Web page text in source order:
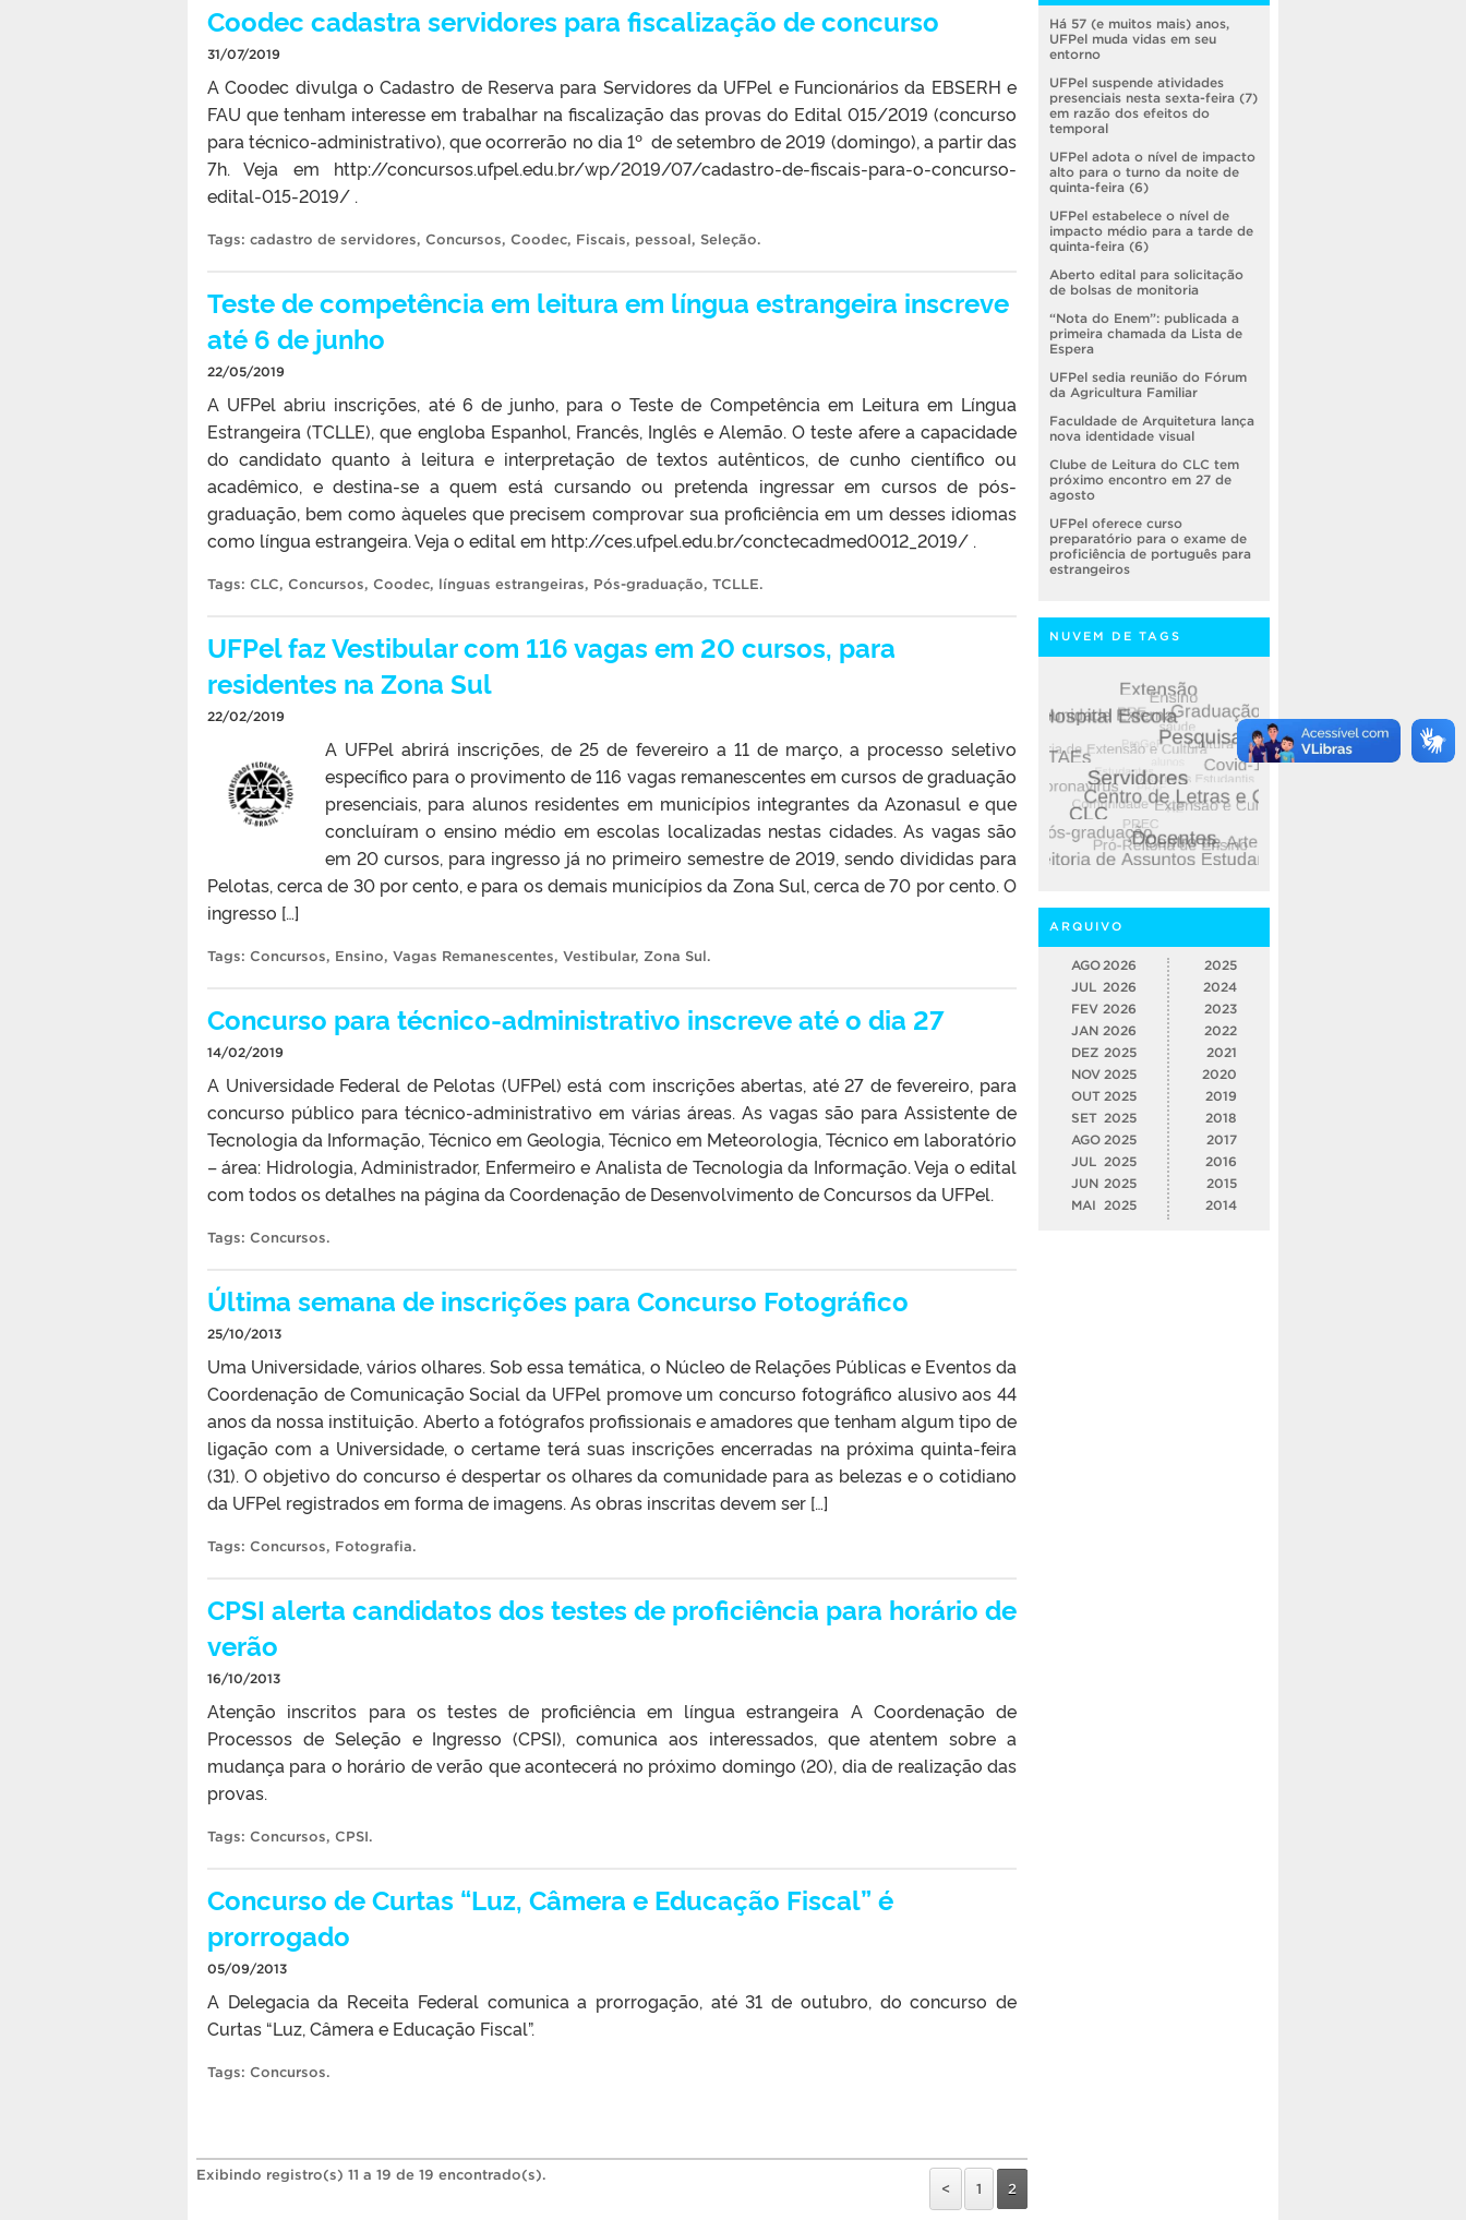
Coodec cadastra servidores para fiscalização de concurso
31/07/2019
A Coodec divulga o Cadastro de Reserva para Servidores da UFPel e Funcionários da EBSERH e
FAU que tenham interesse em trabalhar na fiscalização das provas do Edital 015/2019 (concurso
para técnico-administrativo), que ocorrerão no dia 1º de setembro de 2019 (domingo), a partir das
7h. Veja em http://concursos.ufpel.edu.br/wp/2019/07/cadastro-de-fiscais-para-o-concurso-
edital-015-2019/ .
Tags: cadastro de servidores, Concursos, Coodec, Fiscais, pessoal, Seleção.
Teste de competência em leitura em língua estrangeira inscreve
até 6 de junho
22/05/2019
A UFPel abriu inscrições, até 6 de junho, para o Teste de Competência em Leitura em Língua
Estrangeira (TCLLE), que engloba Espanhol, Francês, Inglês e Alemão. O teste afere a capacidade
do candidato quanto à leitura e interpretação de textos autênticos, de cunho científico ou
acadêmico, e destina-se a quem está cursando ou pretenda ingressar em cursos de pós-
graduação, bem como àqueles que precisem comprovar sua proficiência em um desses idiomas
como língua estrangeira. Veja o edital em http://ces.ufpel.edu.br/conctecadmed0012_2019/ .
Tags: CLC, Concursos, Coodec, línguas estrangeiras, Pós-graduação, TCLLE.
UFPel faz Vestibular com 116 vagas em 20 cursos, para
residentes na Zona Sul
22/02/2019
A UFPel abrirá inscrições, de 25 de fevereiro a 11 de março, a processo seletivo
específico para o provimento de 116 vagas remanescentes em cursos de graduação
presenciais, para alunos residentes em municípios integrantes da Azonasul e que
concluíram o ensino médio em escolas localizadas nestas cidades. As vagas são
em 20 cursos, para ingresso já no primeiro semestre de 2019, sendo divididas para
Pelotas, cerca de 30 por cento, e para os demais municípios da Zona Sul, cerca de 70 por cento. O
ingresso […]
Tags: Concursos, Ensino, Vagas Remanescentes, Vestibular, Zona Sul.
Concurso para técnico-administrativo inscreve até o dia 27
14/02/2019
A Universidade Federal de Pelotas (UFPel) está com inscrições abertas, até 27 de fevereiro, para
concurso público para técnico-administrativo em várias áreas. As vagas são para Assistente de
Tecnologia da Informação, Técnico em Geologia, Técnico em Meteorologia, Técnico em laboratório
– área: Hidrologia, Administrador, Enfermeiro e Analista de Tecnologia da Informação. Veja o edital
com todos os detalhes na página da Coordenação de Desenvolvimento de Concursos da UFPel.
Tags: Concursos.
Última semana de inscrições para Concurso Fotográfico
25/10/2013
Uma Universidade, vários olhares. Sob essa temática, o Núcleo de Relações Públicas e Eventos da
Coordenação de Comunicação Social da UFPel promove um concurso fotográfico alusivo aos 44
anos da nossa instituição. Aberto a fotógrafos profissionais e amadores que tenham algum tipo de
ligação com a Universidade, o certame terá suas inscrições encerradas na próxima quinta-feira
(31). O objetivo do concurso é despertar os olhares da comunidade para as belezas e o cotidiano
da UFPel registrados em forma de imagens. As obras inscritas devem ser […]
Tags: Concursos, Fotografia.
CPSI alerta candidatos dos testes de proficiência para horário de
verão
16/10/2013
Atenção inscritos para os testes de proficiência em língua estrangeira A Coordenação de
Processos de Seleção e Ingresso (CPSI), comunica aos interessados, que atentem sobre a
mudança para o horário de verão que acontecerá no próximo domingo (20), dia de realização das
provas.
Tags: Concursos, CPSI.
Concurso de Curtas “Luz, Câmera e Educação Fiscal” é
prorrogado
05/09/2013
A Delegacia da Receita Federal comunica a prorrogação, até 31 de outubro, do concurso de
Curtas “Luz, Câmera e Educação Fiscal”.
Tags: Concursos.
Exibindo registro(s) 11 a 19 de 19 encontrado(s).
<
1 2
Há 57 (e muitos mais) anos,
UFPel muda vidas em seu
entorno
UFPel suspende atividades
presenciais nesta sexta-feira (7)
em razão dos efeitos do
temporal
UFPel adota o nível de impacto
alto para o turno da noite de
quinta-feira (6)
UFPel estabelece o nível de
impacto médio para a tarde de
quinta-feira (6)
Aberto edital para solicitação
de bolsas de monitoria
“Nota do Enem”: publicada a
primeira chamada da Lista de
Espera
UFPel sedia reunião do Fórum
da Agricultura Familiar
Faculdade de Arquitetura lança
nova identidade visual
Clube de Leitura do CLC tem
próximo encontro em 27 de
agosto
UFPel oferece curso
preparatório para o exame de
proficiência de português para
estrangeiros
NUVEM DE TAGS
ARQUIVO
AGO 2026
JUL 2026
FEV 2026
JAN 2026
DEZ 2025
NOV 2025
OUT 2025
SET 2025
AGO 2025
JUL
2025
JUN 2025
MAI
2025
2025
2024
2023
2022
2021
2020
2019
2018
2017
2016
2015
2014